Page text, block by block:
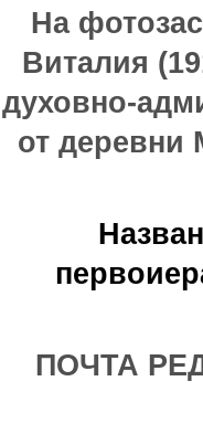
На
Виталия
духовно-
от деревни
ПОЧТА